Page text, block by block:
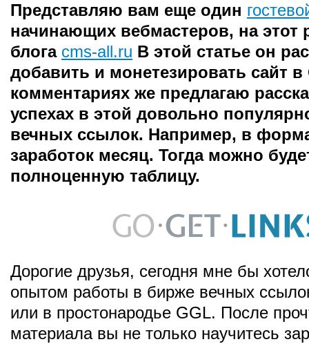
Представляю вам еще один
начинающих вебмастеров, на этот
блога cms-all.ru В этой статье он
добавить и монетезировать сайт
комментариях же предлагаю
успехах в этой довольно
вечных ссылок. Например, в
заработок месяц. Тогда можно
полноценную таблицу.
Дорогие друзья, сегодня мне бы
опытом работы в бирже вечных
или в простонародье GGL. После
материала вы не только научитесь